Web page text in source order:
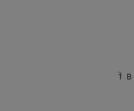
1 В